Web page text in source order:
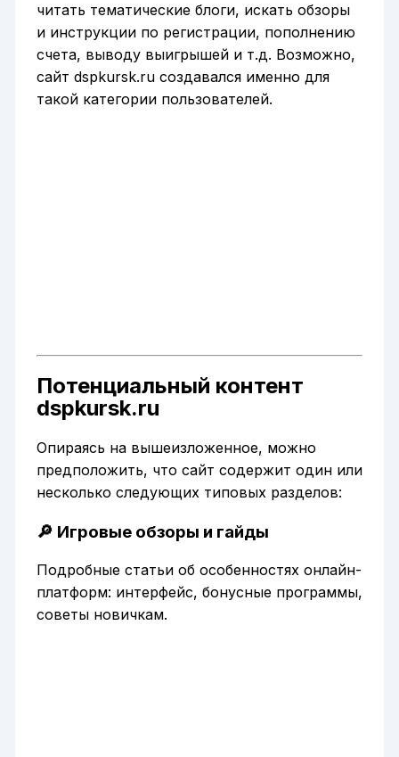
читать тематические блоги, искать обзоры
и инструкции по регистрации, пополнению
счета, выводу выигрышей и т.д. Возможно,
сайт dspkursk.ru создавался именно для
такой категории пользователей.
Потенциальный контент
dspkursk.ru
Опираясь на вышеизложенное, можно
предположить, что сайт содержит один или
несколько следующих типовых разделов:
🔎 Игровые обзоры и гайды
Подробные статьи об особенностях онлайн-
платформ: интерфейс, бонусные программы,
советы новичкам.